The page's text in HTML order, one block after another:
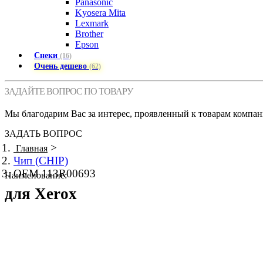
Panasonic
Kyosera Mita
Lexmark
Brother
Epson
Снеки (16)
Очень дешево(62)
ЗАДАЙТЕ ВОПРОС ПО ТОВАРУ
Мы благодарим Вас за интерес, проявленный к товарам
ЗАДАТЬ ВОПРОС
Главная >
Чип (CHIP)
OEM 113R00693
Наименование:
для Xerox